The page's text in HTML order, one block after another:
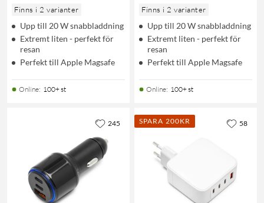
Finns i 2 varianter
Upp till 20 W snabbladdning
Extremt liten - perfekt för
resan
Perfekt till Apple Magsafe
Online: 100+ st
Finns i 2 varianter
Upp till 20 W snabbladdning
Extremt liten - perfekt för
resan
Perfekt till Apple Magsafe
Online: 100+ st
245 SPARA 200KR 58